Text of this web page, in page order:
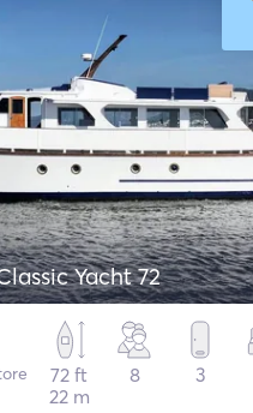
Yacht 72
72 ft
22 m
8 3